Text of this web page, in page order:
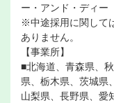
ー・アンド・ディ
※中途採用に関して
ありません。
【事業所】
■北海道、青森県、
県、栃木県、茨城県
山梨県、長野県、愛